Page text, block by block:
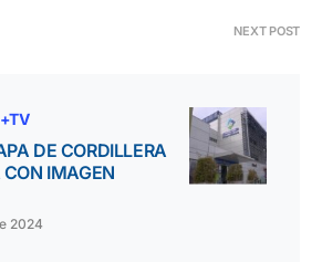
NEXT POST
DE CORDILLERA
IMAGEN
2024